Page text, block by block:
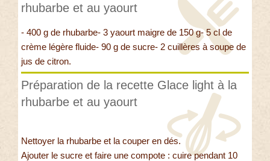
rhubarbe et au yaourt
- 400 g de rhubarbe- 3 yaourt maigre de 150 g- 5 cl de
crème légère fluide- 90 g de sucre- 2 cuillères à soupe de
jus de citron.
Préparation de la recette Glace light à la
rhubarbe et au yaourt
Nettoyer la rhubarbe et la couper en dés.
Ajouter le sucre et faire une compote : cuire pendant 10